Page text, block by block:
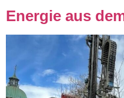
Energie aus